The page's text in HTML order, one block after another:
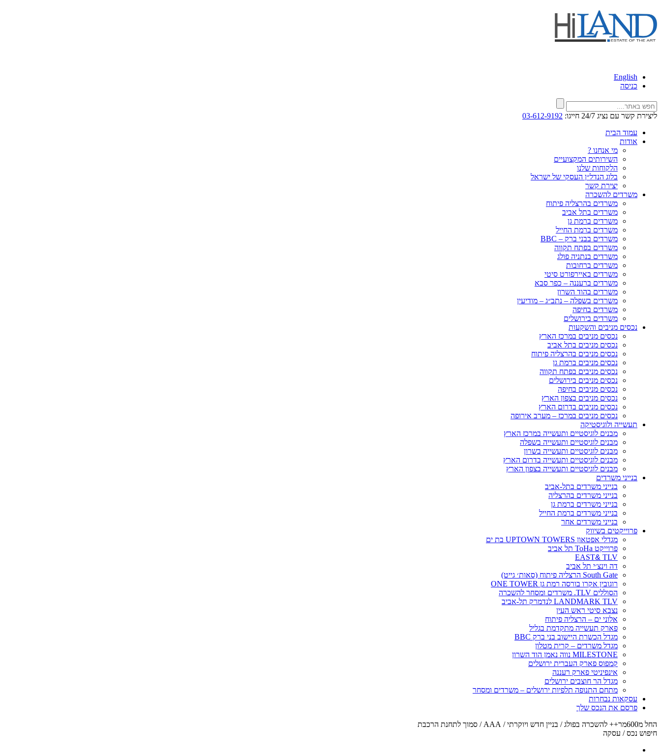
English
כניסה
ליצירת קשר עם נציג 24/7 חייגו:
03-612-9192
עמוד הבית
אודות
מי אנחנו ?
השירותים המקצועיים
הלקוחות שלנו
בלוג הנדל״ן העסקי של ישראל
יצירת קשר
משרדים להשכרה
משרדים בהרצליה פיתוח
משרדים בתל אביב
משרדים ברמת גן
משרדים ברמת החייל
משרדים בבני ברק – BBC
משרדים בפתח תקווה
משרדים בנתניה פולג
משרדים ברחובות
משרדים באיירפורט סיטי
משרדים ברעננה – כפר סבא
משרדים בהוד השרון
משרדים בשפלה – נתב״ג – מודיעין
משרדים בחיפה
משרדים בירושלים
נכסים מניבים והשקעות
נכסים מניבים במרכז הארץ
נכסים מניבים בתל אביב
נכסים מניבים בהרצליה פיתוח
נכסים מניבים ברמת גן
נכסים מניבים בפתח תקווה
נכסים מניבים בירושלים
נכסים מניבים בחיפה
נכסים מניבים בצפון הארץ
נכסים מניבים בדרום הארץ
נכסים מניבים במרכז – מערב אירופה
תעשייה ולוגיסטיקה
מבנים לוגיסטיים ותעשייה במרכז הארץ
מבנים לוגיסטיים ותעשייה בשפלה
מבנים לוגיסטיים ותעשייה בשרון
מבנים לוגיסטיים ותעשייה בדרום הארץ
מבנים לוגיסטיים ותעשייה בצפון הארץ
בנייני משרדים
בנייני משרדים בתל-אביב
בנייני משרדים בהרצליה
בנייני משרדים ברמת גן
בנייני משרדים ברמת החייל
בנייני משרדים אחר
פרוייקטים בשיווק
מגדלי אפטאון UPTOWN TOWERS בת ים
פרוייקט ToHa תל אביב
EAST& TLV
דה וינצ׳י תל אביב
South Gate הרצליה פיתוח (סאות׳ גייט)
רוגובין אקרו בורסה רמת גן ONE TOWER
הסוללים TLV. משרדים ומסחר להשכרה
LANDMARK TLV לנדמרק תל-אביב
נצבא סיטי ראש העין
אלוני ים – הרצליה פיתוח
פארק תעשייה מתקדמת בגליל
מגדל הכשרת היישוב בני ברק BBC
מגדל משרדים – קרית מטלון
MILESTONE נווה נאמן הוד השרון
קמפוס פארק העברית ירושלים
אינפיניטי פארק רעננה
מגדל הר חוצבים ירושלים
מתחם התנופה תלפיות ירושלים – משרדים ומסחר
עסקאות נבחרות
פרסם את הנכס שלך
החל מ600מר++ להשכרה בפולג / בניין חדש ויוקרתי / AAA / סמוך לתחנת הרכבת
חיפוש נכס / עסקה